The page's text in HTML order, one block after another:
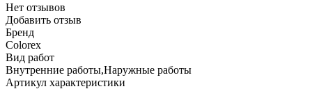
Нет отзывов
Добавить отзыв
Бренд
Colorex
Вид работ
Внутренние работы,Наружные работы
Артикул характеристики